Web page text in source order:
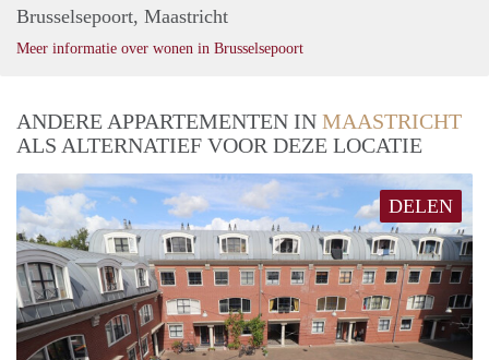
Brusselsepoort, Maastricht
Meer informatie over wonen in Brusselsepoort
ANDERE APPARTEMENTEN IN MAASTRICHT
ALS ALTERNATIEF VOOR DEZE LOCATIE
DELEN